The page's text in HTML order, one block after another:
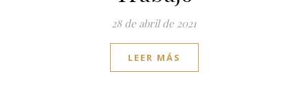
28 de abril de 2021
LEER MÁS